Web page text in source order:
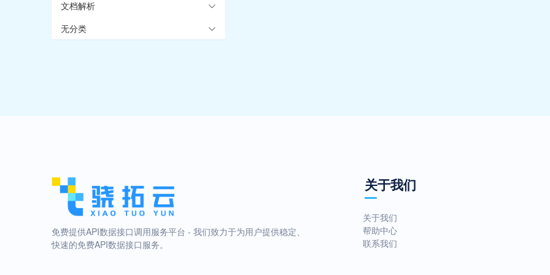
文档解析
无分类
免费提供API数据接口调用服务平台 - 我们致力于为用户提供稳定、
快速的免费API数据接口服务。
关于我们
关于我们
帮助中心
联系我们